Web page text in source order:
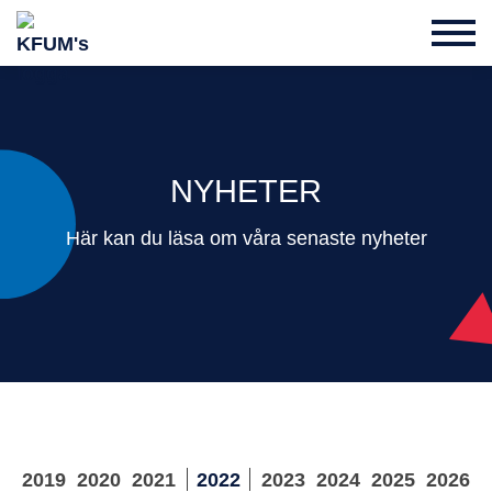
NYHETER
Här kan du läsa om våra senaste nyheter
2026
2025
2024
2023
2022
2021
2020
2019